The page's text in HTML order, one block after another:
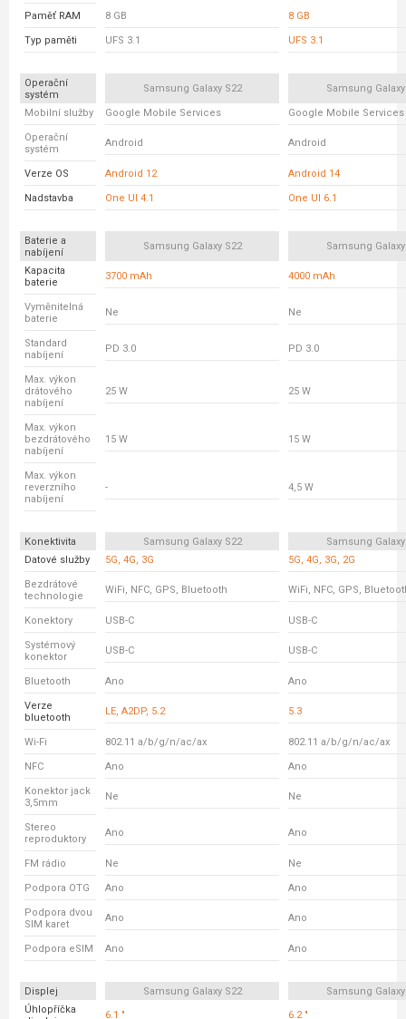
Paměť RAM 8 GB 8 GB
Typ paměti UFS 3.1 UFS 3.1
Operační
systém
Samsung Galaxy S22 Samsung Galaxy
Mobilní služby Google Mobile Services Google Mobile Services
Operační
systém
Android Android
Verze OS Android 12 Android 14
Nadstavba One UI 4.1 One UI 6.1
Baterie a
nabíjení
Samsung Galaxy S22 Samsung Galaxy
Kapacita
baterie
3700 mAh 4000 mAh
Vyměnitelná
baterie
Ne Ne
Standard
nabíjení
PD 3.0 PD 3.0
Max. výkon
drátového
nabíjení
25 W 25 W
Max. výkon
bezdrátového
nabíjení
15 W 15 W
Max. výkon
reverzního
nabíjení
- 4,5 W
Konektivita Samsung Galaxy S22
Samsung Galaxy
Datové služby
5G, 4G, 3G 5G, 4G, 3G, 2G
Bezdrátové
technologie
WiFi, NFC, GPS, Bluetooth WiFi, NFC, GPS,
Konektory USB-C USB-C
Systémový
konektor
USB-C USB-C
Bluetooth Ano Ano
Verze
bluetooth
LE, A2DP, 5.2 5.3
Wi-Fi 802.11 a/b/g/n/ac/ax 802.11 a/b/g/n/ac/ax
NFC Ano Ano
Konektor jack
3,5mm
Ne Ne
Stereo
reproduktory
Ano Ano
FM rádio Ne Ne
Podpora OTG Ano Ano
Podpora dvou
SIM karet
Ano Ano
Podpora eSIM Ano Ano
Displej Samsung Galaxy S22
Samsung Galaxy
Úhlopříčka
6.1 " 6.2 "